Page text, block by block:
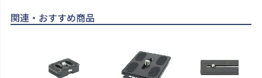
関連・おすすめ商品